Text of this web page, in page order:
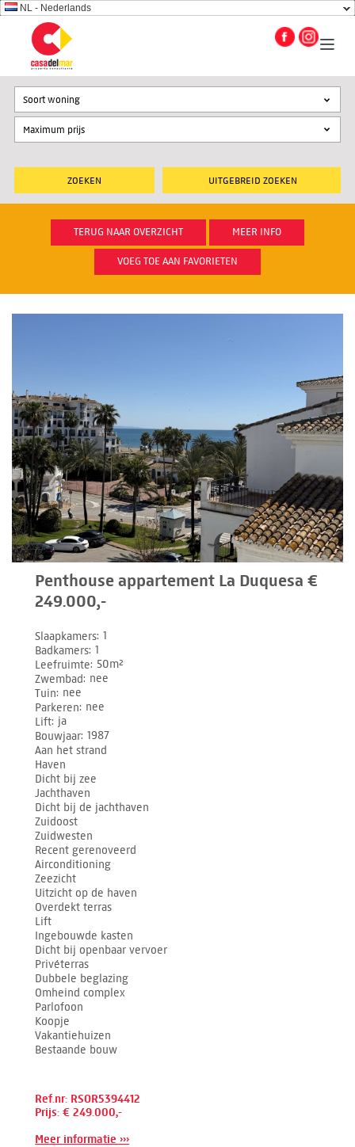
NL - Nederlands
UITGEBREID ZOEKEN
Soort woning
TERUG NAAR OVERZICHT MEER INFO
VOEG TOE AAN FAVORIETEN
Penthouse appartement La Duquesa €
249.000,-
Slaapkamers 1
Badkamers 1
Leefruimte 50m²
Zwembad nee
Tuin nee
Parkeren nee
Lift ja
Bouwjaar 1987
Aan het strand
Haven
Dicht bij zee
Jachthaven
Dicht bij de jachthaven
Zuidoost
Zuidwesten
Recent gerenoveerd
Airconditioning
Zeezicht
Uitzicht op de haven
Overdekt terras
Lift
Ingebouwde kasten
Dicht bij openbaar vervoer
Privéterras
Dubbele beglazing
Omheind complex
Parlofoon
Koopje
Vakantiehuizen
Bestaande bouw
Ref.nr: RSOR5394412
Prijs: € 249.000,-
Meer informatie ›››